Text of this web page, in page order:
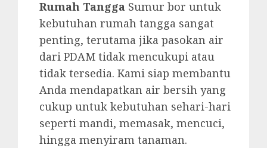
Rumah Tangga Sumur bor untuk
kebutuhan rumah tangga sangat
penting, terutama jika pasokan air
dari PDAM tidak mencukupi atau
tidak tersedia. Kami siap membantu
Anda mendapatkan air bersih yang
cukup untuk kebutuhan sehari-hari
seperti mandi, memasak, mencuci,
hingga menyiram tanaman.